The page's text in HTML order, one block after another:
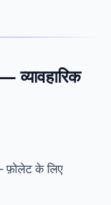
फ़ोलेट के लिए